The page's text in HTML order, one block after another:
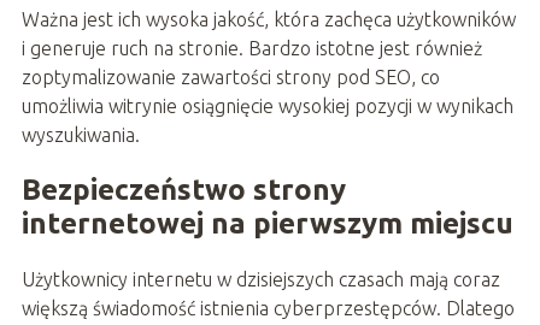
Ważna jest ich wysoka jakość, która zachęca użytkowników
i generuje ruch na stronie. Bardzo istotne jest również
zoptymalizowanie zawartości strony pod SEO, co
umożliwia witrynie osiągnięcie wysokiej pozycji w wynikach
wyszukiwania.
Bezpieczeństwo strony
internetowej na pierwszym miejscu
Użytkownicy internetu w dzisiejszych czasach mają coraz
większą świadomość istnienia cyberprzestępców. Dlatego